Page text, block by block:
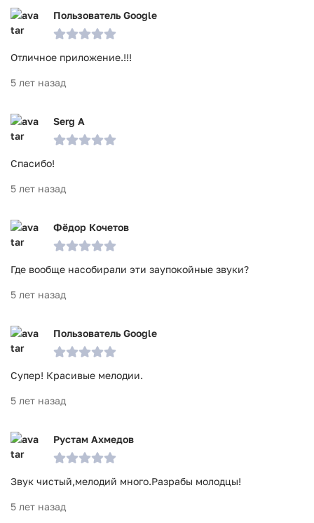
Пользователь Google
Отличное приложение.!!!
5 лет назад
Serg A
Спасибо!
5 лет назад
Фёдор Кочетов
Где вообще насобирали эти заупокойные звуки?
5 лет назад
Пользователь Google
Супер! Красивые мелодии.
5 лет назад
Рустам Ахмедов
Звук чистый,мелодий много.Разрабы молодцы!
5 лет назад